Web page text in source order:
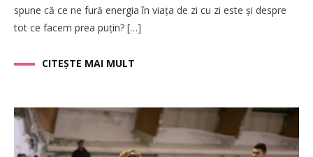
spune că ce ne fură energia în viața de zi cu zi este și despre
tot ce facem prea puțin? […]
CITEȘTE MAI MULT